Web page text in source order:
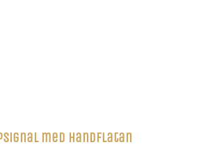
med handflatan